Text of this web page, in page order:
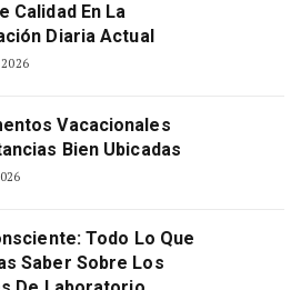
Calidad En La
Diaria Actual
Vacacionales
Bien Ubicadas
Todo Lo Que
Saber Sobre Los